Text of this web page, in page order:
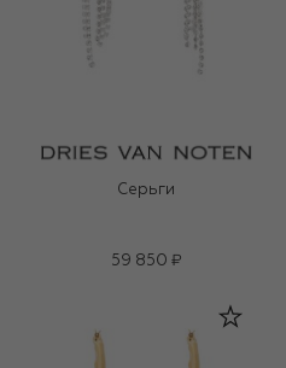
Серьги
59 850 ₽